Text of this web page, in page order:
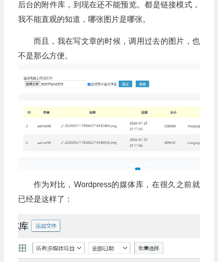
后台的附件库，到现在还不能预览。都是链接模式，
我不能直观的知道，哪张图片是哪张。
而且，我在写文章的时候，调用过去的图片，也
不是那么方便。
作为对比，Wordpress的媒体库，在很久之前就
已经是这样了：